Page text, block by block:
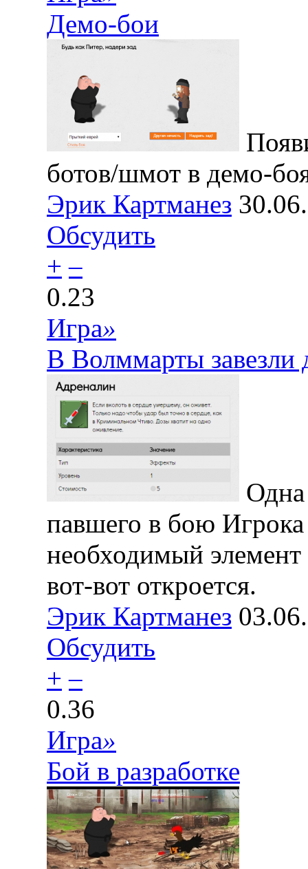
Демо-бои
ботов/шмот в демо-
Эрик Картманез
Обсудить
+ –
0.23
Игра»
В Волммарты завезли
Одна
павшего в бою
необходимый
вот-вот откроется.
Эрик Картманез
Обсудить
+ –
0.36
Игра»
Бой в разработке